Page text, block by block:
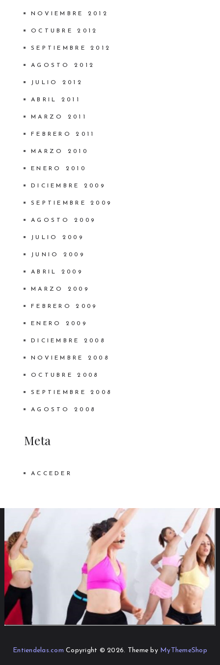
NOVIEMBRE 2012
OCTUBRE 2012
SEPTIEMBRE 2012
AGOSTO 2012
JULIO 2012
ABRIL 2011
MARZO 2011
FEBRERO 2011
MARZO 2010
ENERO 2010
DICIEMBRE 2009
SEPTIEMBRE 2009
AGOSTO 2009
JULIO 2009
JUNIO 2009
ABRIL 2009
MARZO 2009
FEBRERO 2009
ENERO 2009
DICIEMBRE 2008
NOVIEMBRE 2008
OCTUBRE 2008
SEPTIEMBRE 2008
AGOSTO 2008
Meta
ACCEDER
Entiendelas.com Copyright © 2026. Theme by MyThemeShop